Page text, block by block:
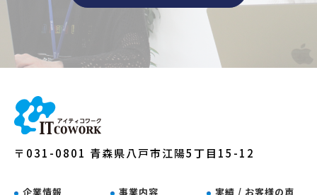
〒031-0801 青森県八戸市江陽5丁目15-12
企業情報 事業内容 実績 / お客様の声